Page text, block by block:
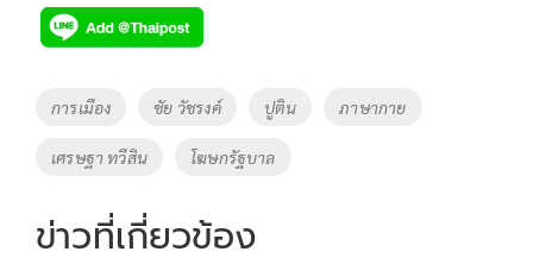
e
b
o
k
tt
er
p
y
Li
n
k
Tags
การเมือง ชัย วัชรงค์ ปูติน ภาษากาย
เศรษฐา ทวีสิน โฆษกรัฐบาล
ข่าวที่เกี่ยวข้อง